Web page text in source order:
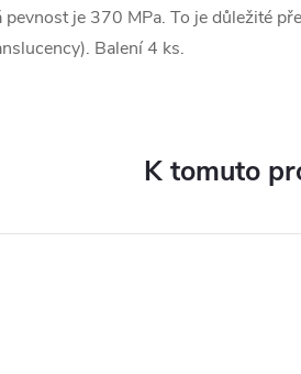
je 370 MPa. To je důležité
Balení 4 ks.
K tomuto